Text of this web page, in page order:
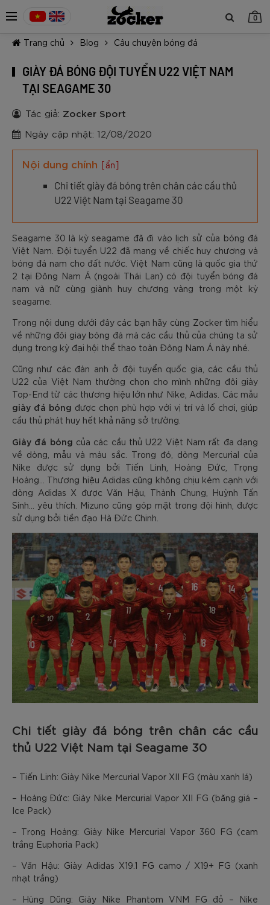
0
Trang chủ Blog Câu chuyện bóng đá
GIÀY ĐÁ BÓNG ĐỘI TUYỂN U22 VIỆT NAM
TẠI SEAGAME 30
Tác giả: Zocker Sport
Ngày cập nhật: 12/08/2020
Nội dung chính [ẩn]
Chi tiết giày đá bóng trên chân các cầu thủ
U22 Việt Nam tại Seagame 30
Seagame 30 là kỳ seagame đã đi vào lịch sử của bóng đá
Việt Nam. Đội tuyển U22 đã mang về chiếc huy chương và
bóng đá nam cho đất nước. Việt Nam cũng là quốc gia thứ
2 tại Đông Nam Á (ngoài Thái Lan) có đội tuyển bóng đá
nam và nữ cùng giành huy chương vàng trong một kỳ
seagame.
Trong nội dung dưới đây các bạn hãy cùng Zocker tìm hiểu
về những đôi giay bóng đá mà các cầu thủ của chúng ta sử
dụng trong kỳ đại hội thể thao toàn Đông Nam Á này nhé.
Cũng như các đàn anh ở đội tuyển quốc gia, các cầu thủ
U22 của Việt Nam thường chọn cho mình những đôi giày
Top-End từ các thương hiệu lớn như Nike, Adidas. Các mẫu
giày đá bóng được chọn phù hợp với vị trí và lố chơi, giúp
cầu thủ phát huy hết khả năng sở trường.
Giày đá bóng của các cầu thủ U22 Việt Nam rất đa dạng
về dòng, mẫu và màu sắc. Trong đó, dòng Mercurial của
Nike được sử dụng bởi Tiến Linh, Hoàng Đức, Trọng
Hoàng… Thương hiệu Adidas cũng không chịu kém cạnh với
dòng Adidas X được Văn Hậu, Thành Chung, Huỳnh Tấn
Sinh… yêu thích. Mizuno cũng góp mặt trong đội hình, được
sử dụng bởi tiền đạo Hà Đức Chinh.
Chi tiết giày đá bóng trên chân các cầu
thủ U22 Việt Nam tại Seagame 30
– Tiến Linh: Giày Nike Mercurial Vapor XII FG (màu xanh lá)
– Hoàng Đức: Giày Nike Mercurial Vapor XII FG (băng giá –
Ice Pack)
– Trọng Hoàng: Giày Nike Mercurial Vapor 360 FG (cam
trắng Euphoria Pack)
– Văn Hậu: Giày Adidas X19.1 FG camo / X19+ FG (xanh
nhạt trắng)
– Hùng Dũng: Giày Nike Phantom VNM FG đỏ – Nike